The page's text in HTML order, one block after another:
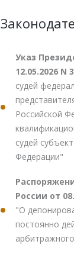
Указ
12.05.2026 N
судей
Российской
судей
Федерации"
России от
"О
постоянно